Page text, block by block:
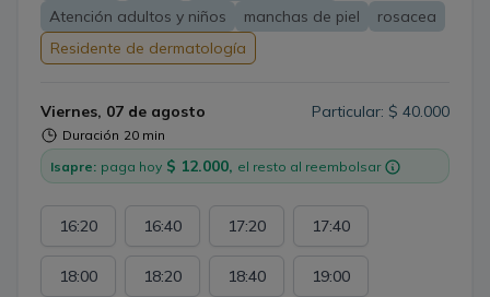
Atención adultos y niños
manchas de piel
rosacea
Residente de dermatología
Viernes, 07 de agosto
Duración 20 min
Particular: $ 40.000
Isapre: paga hoy $ 12.000, el resto al reembolsar
16:20 16:40 17:20 17:40
18:00 18:20 18:40 19:00